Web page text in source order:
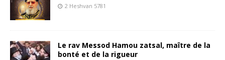
2 Heshvan 5781
Le rav Messod Hamou zatsal, maître de la
bonté et de la rigueur